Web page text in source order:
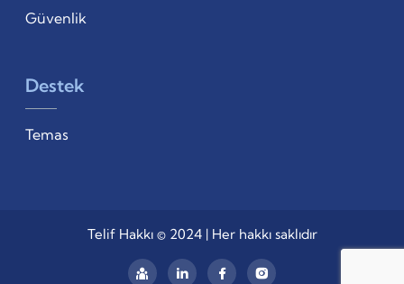
Güvenlik
Destek
Temas
Telif Hakkı © 2024 | Her hakkı saklıdır